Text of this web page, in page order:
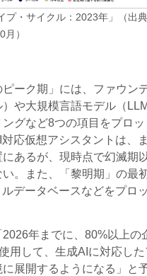
プ・サイクル：2023年」（出
）
ーク期」には、ファウン
や大規模言語モデル（
グなど8つの項目をプロッ
応仮想アシスタントは、
あるが、現時点で幻滅期
い。また、「黎明期」の最
データベースなどをプロ
年までに、80%以上の
用して、生成AIに対応し
に展開するようになる」と